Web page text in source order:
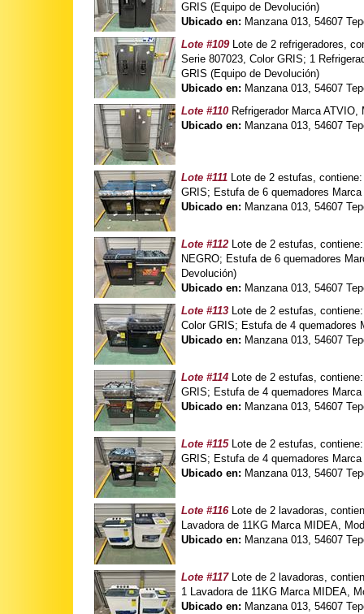
GRIS (Equipo de Devolución)
Ubicado en: Manzana 013, 54607
Lote #109Lote de 2 refrigeradores,
Serie 807023, Color GRIS; 1
GRIS (Equipo de Devolución)
Ubicado en: Manzana 013, 54607
Lote #110 Refrigerador Marca
Ubicado en: Manzana 013, 54607
Lote #111 Lote de 2 estufas,
GRIS; Estufa de 6 quemadores
Ubicado en: Manzana 013, 54607
Lote #112 Lote de 2 estufas,
NEGRO; Estufa de 6 quemadores
Devolución)
Ubicado en: Manzana 013, 54607
Lote #113 Lote de 2 estufas,
Color GRIS; Estufa de 4 quemadores
Ubicado en: Manzana 013, 54607
Lote #114 Lote de 2 estufas,
GRIS; Estufa de 4 quemadores
Ubicado en: Manzana 013, 54607
Lote #115Lote de 2 estufas,
GRIS; Estufa de 4 quemadores
Ubicado en: Manzana 013, 54607
Lote #116Lote de 2 lavadoras,
Lavadora de 11KG Marca MIDEA,
Ubicado en: Manzana 013, 54607
Lote #117Lote de 2 lavadoras,
1 Lavadora de 11KG Marca MIDEA,
Ubicado en: Manzana 013, 54607